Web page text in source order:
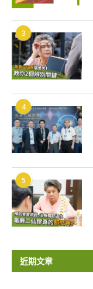
3
4
5
近期文章